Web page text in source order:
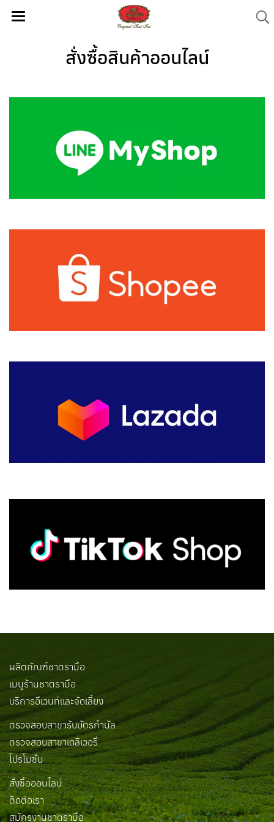
สั่งซื้อสินค้าออนไลน์
ผลิตภัณฑ์ชาตรามือ
เมนูร้านชาตรามือ
บริการอีเวนท์และจัดเลี้ยง
ตรวจสอบสาขารับบัตรกำนัล
ตรวจสอบสาขาเดลิเวอรี่
โปรโมชั่น
สั่งซื้อออนไลน์
ติดต่อเรา
สมัครงานชาตรามือ